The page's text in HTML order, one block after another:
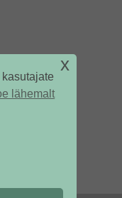
lähemalt
x